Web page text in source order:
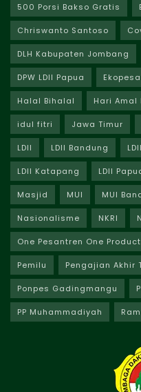
500 Porsi Bakso Gratis
Chriswanto Santoso
DLH Kabupaten Jombang
DPW LDII Papua
Halal Bihalal Hari Amal
idul fitri Jawa Timur
LDII LDII Bandung
LDII Katapang LDII
Masjid MUI MUI
Nasionalisme NKRI
One Pesantren One Product
Pemilu Pengajian Akhir
Ponpes Gadingmangu
PP Muhammadiyah